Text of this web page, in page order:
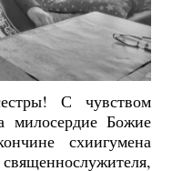
С чувством
Божие
схиигумена